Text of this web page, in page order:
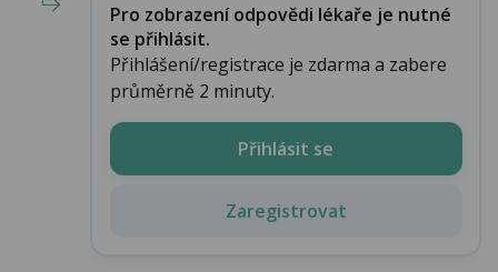
Pro zobrazení odpovědi lékaře je nutné
se přihlásit.
Přihlášení/registrace je zdarma a zabere
průměrně 2 minuty.
Přihlásit se
Zaregistrovat